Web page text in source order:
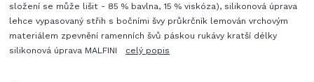
složení se může lišit - 85 % bavlna, 15 % viskóza), silikonová úprava
lehce vypasovaný střih s bočními švy průkrčník lemován vrchovým
materiálem zpevnění ramenních švů páskou rukávy kratší délky
silikonová úprava MALFINI celý popis